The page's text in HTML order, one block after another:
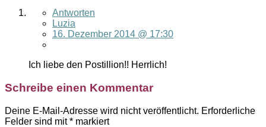
Antworten
Luzia
16. Dezember 2014 @ 17:30
Ich liebe den Postillion!! Herrlich!
Schreibe einen Kommentar
Deine E-Mail-Adresse wird nicht veröffentlicht. Erforderliche
Felder sind mit* markiert